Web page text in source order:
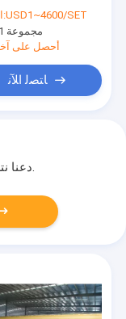
الأسعار:USD1~4600/SET
1 مجموعة
أحصل على
ﺎﺘﺼﻟ ﺍﻶﻧ
دعنا نتصل بأفضل المنتجات معك.